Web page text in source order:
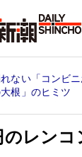
ない「コンビ
根」のヒミツ
のレン